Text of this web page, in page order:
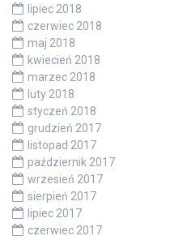
lipiec 2018
czerwiec 2018
maj 2018
kwiecień 2018
marzec 2018
luty 2018
styczeń 2018
grudzień 2017
listopad 2017
październik 2017
wrzesień 2017
sierpień 2017
lipiec 2017
czerwiec 2017